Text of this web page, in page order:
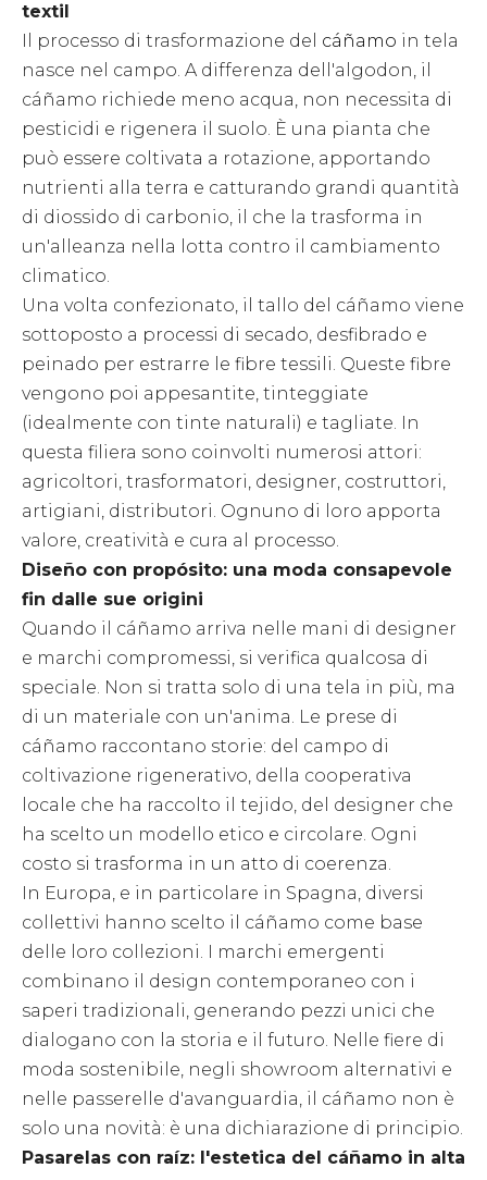
textil
Il processo di trasformazione del cáñamo in tela
nasce nel campo. A differenza dell'algodon, il
cáñamo richiede meno acqua, non necessita di
pesticidi e rigenera il suolo. È una pianta che
può essere coltivata a rotazione, apportando
nutrienti alla terra e catturando grandi quantità
di diossido di carbonio, il che la trasforma in
un'alleanza nella lotta contro il cambiamento
climatico.
Una volta confezionato, il tallo del cáñamo viene
sottoposto a processi di secado, desfibrado e
peinado per estrarre le fibre tessili. Queste fibre
vengono poi appesantite, tinteggiate
(idealmente con tinte naturali) e tagliate. In
questa filiera sono coinvolti numerosi attori:
agricoltori, trasformatori, designer, costruttori,
artigiani, distributori. Ognuno di loro apporta
valore, creatività e cura al processo.
Diseño con propósito: una moda consapevole
fin dalle sue origini
Quando il cáñamo arriva nelle mani di designer
e marchi compromessi, si verifica qualcosa di
speciale. Non si tratta solo di una tela in più, ma
di un materiale con un'anima. Le prese di
cáñamo raccontano storie: del campo di
coltivazione rigenerativo, della cooperativa
locale che ha raccolto il tejido, del designer che
ha scelto un modello etico e circolare. Ogni
costo si trasforma in un atto di coerenza.
In Europa, e in particolare in Spagna, diversi
collettivi hanno scelto il cáñamo come base
delle loro collezioni. I marchi emergenti
combinano il design contemporaneo con i
saperi tradizionali, generando pezzi unici che
dialogano con la storia e il futuro. Nelle fiere di
moda sostenibile, negli showroom alternativi e
nelle passerelle d'avanguardia, il cáñamo non è
solo una novità: è una dichiarazione di principio.
Pasarelas con raíz: l'estetica del cáñamo in alta